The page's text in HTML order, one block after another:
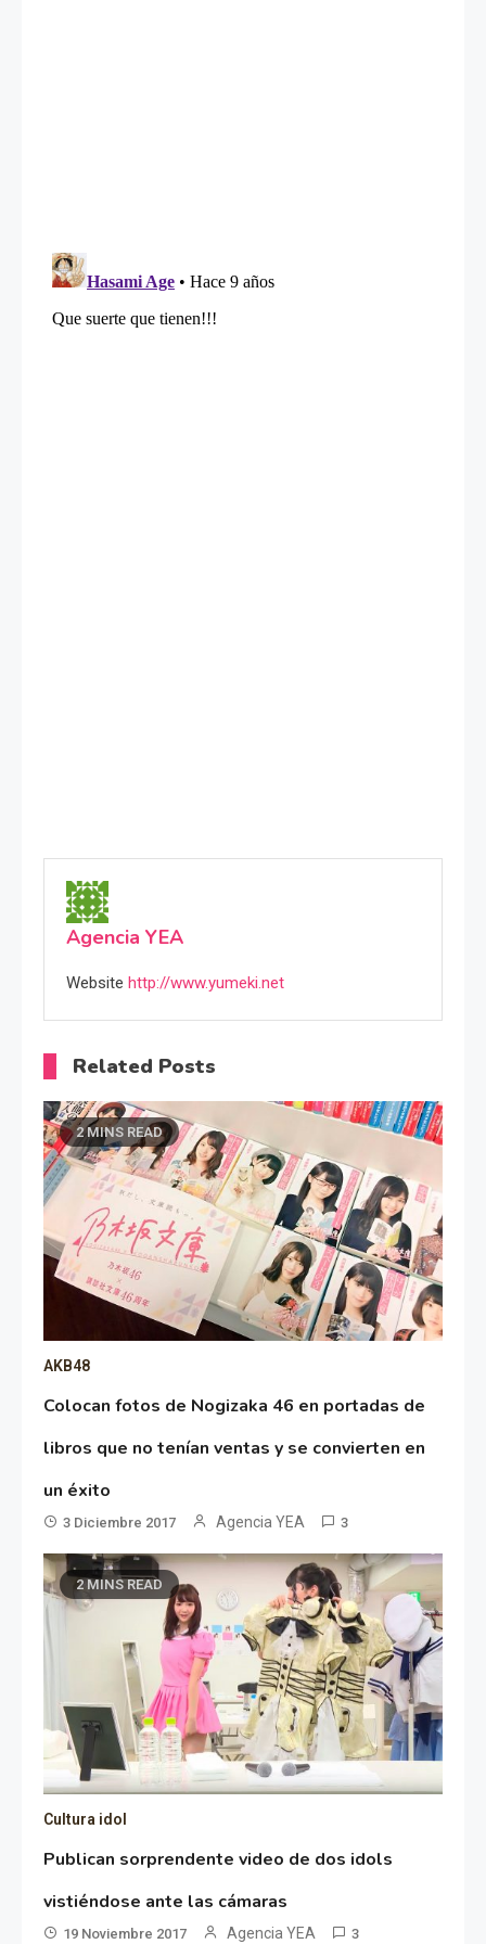
Agencia YEA
Website http://www.yumeki.net
Related Posts
2 MINS READ
AKB48
Colocan fotos de Nogizaka 46 en portadas de
libros que no tenían ventas y se convierten en
un éxito
3 Diciembre 2017 Agencia YEA 3
2 MINS READ
Cultura idol
Publican sorprendente video de dos idols
vistiéndose ante las cámaras
19 Noviembre 2017 Agencia YEA 3